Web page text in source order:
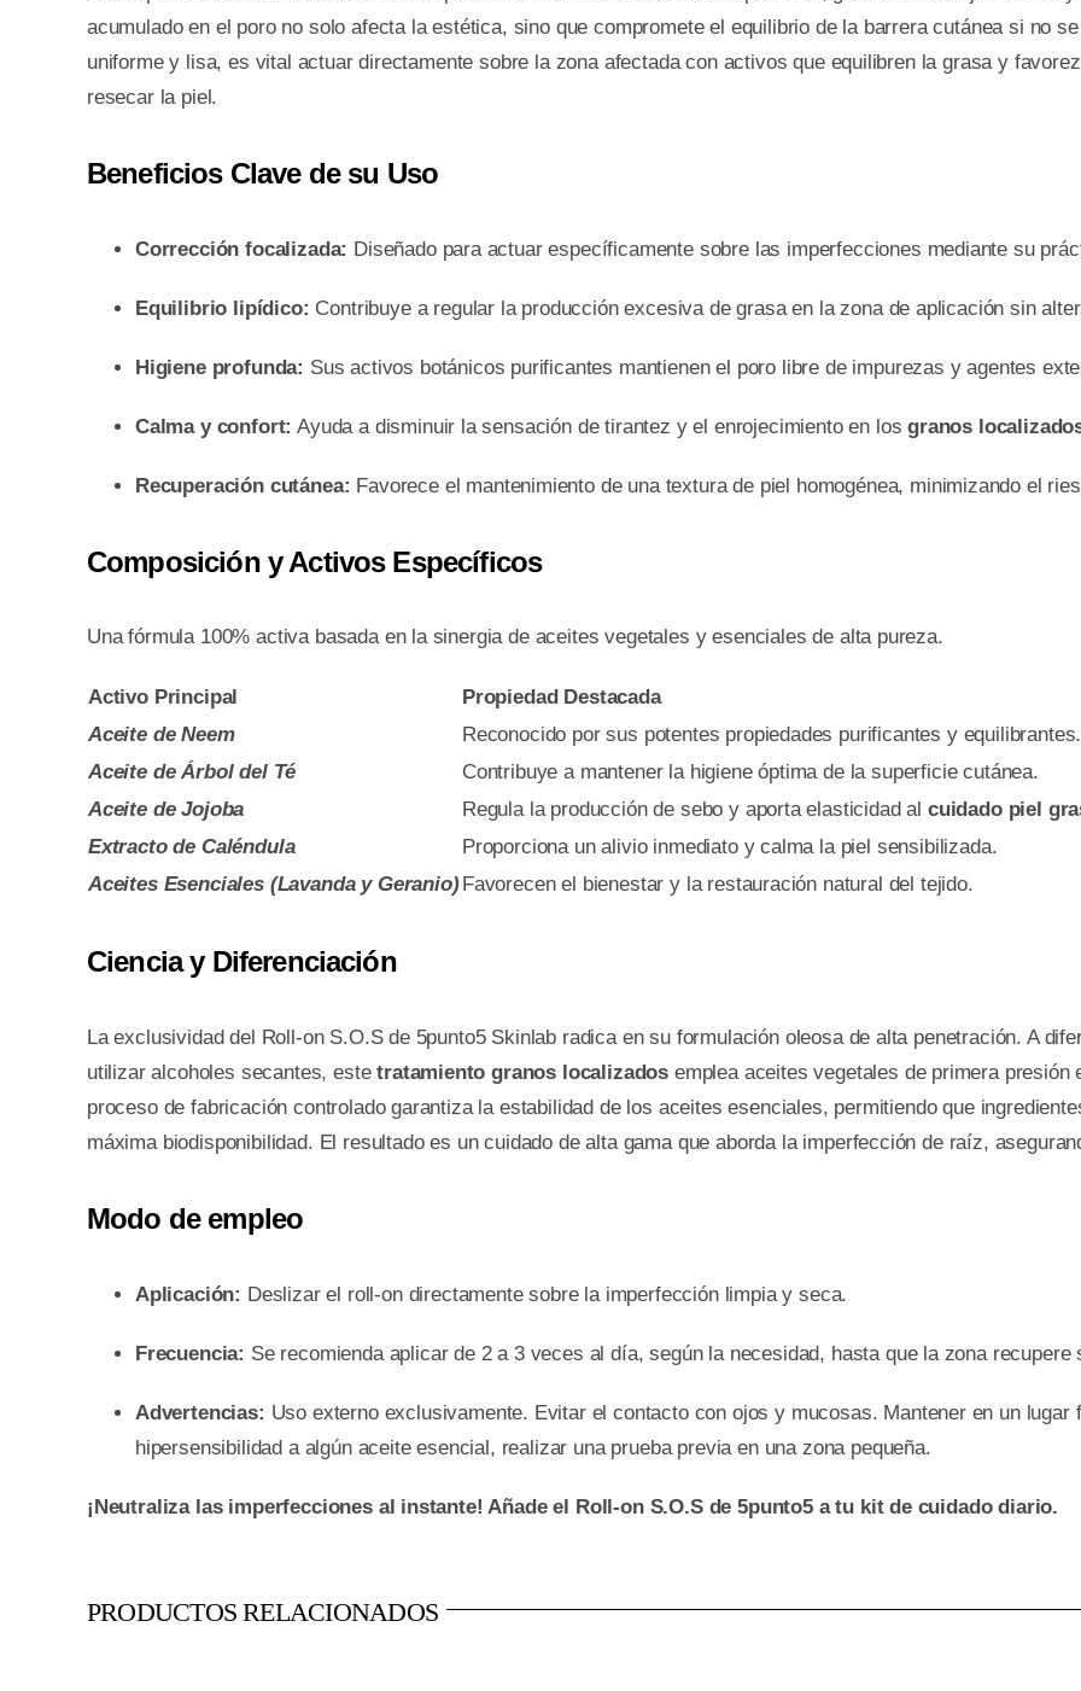
acumulado en el poro no solo afecta la estética, sino que compromete el equilibrio de la barrera cutánea si no
uniforme y lisa, es vital actuar directamente sobre la zona afectada con activos que equilibren la grasa y
resecar la piel.
Beneficios Clave de su Uso
Corrección focalizada: Diseñado para actuar específicamente sobre las imperfecciones mediante su
Equilibrio lipídico: Contribuye a regular la producción excesiva de grasa en la zona de aplicación sin
Higiene profunda: Sus activos botánicos purificantes mantienen el poro libre de impurezas y agentes
Calma y confort: Ayuda a disminuir la sensación de tirantez y el enrojecimiento en losgranos
Recuperación cutánea: Favorece el mantenimiento de una textura de piel homogénea, minimizando el
Composición y Activos Específicos
Una fórmula 100% activa basada en la sinergia de aceites vegetales y esenciales de alta pureza.
Activo Principal
Propiedad Destacada
Aceite de Neem
Reconocido por sus potentes propiedades purificantes y equilibrantes.
Aceite de Árbol del Té
Contribuye a mantener la higiene óptima de la superficie cutánea.
Aceite de Jojoba
Regula la producción de sebo y aporta elasticidad al cuidado piel
Extracto de Caléndula
Proporciona un alivio inmediato y calma la piel sensibilizada.
Aceites Esenciales (Lavanda y Geranio) Favorecen el bienestar y la restauración natural del tejido.
Ciencia y Diferenciación
La exclusividad del Roll-on S.O.S de 5punto5 Skinlab radica en su formulación oleosa de alta penetración. A
utilizar alcoholes secantes, estetratamiento granos localizados emplea aceites vegetales de primera
proceso de fabricación controlado garantiza la estabilidad de los aceites esenciales, permitiendo que
máxima biodisponibilidad. El resultado es un cuidado de alta gama que aborda la imperfección de raíz,
Modo de empleo
Aplicación: Deslizar el roll-on directamente sobre la imperfección limpia y seca.
Frecuencia: Se recomienda aplicar de 2 a 3 veces al día, según la necesidad, hasta que la zona recupere
Advertencias: Uso externo exclusivamente. Evitar el contacto con ojos y mucosas. Mantener en un
hipersensibilidad a algún aceite esencial, realizar una prueba previa en una zona pequeña.
¡Neutraliza las imperfecciones al instante! Añade el Roll-on S.O.S de 5punto5 a tu kit de cuidado diario.
PRODUCTOS RELACIONADOS